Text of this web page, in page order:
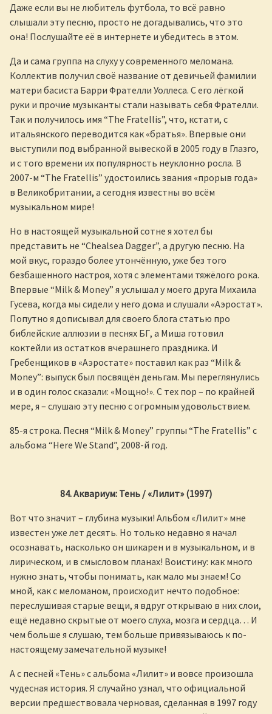
Даже если вы не любитель футбола, то всё равно
слышали эту песню, просто не догадывались, что это
она! Послушайте её в интернете и убедитесь в этом.
Да и сама группа на слуху у современного меломана.
Коллектив получил своё название от девичьей фамилии
матери басиста Барри Фрателли Уоллеса. С его лёгкой
руки и прочие музыканты стали называть себя Фрателли.
Так и получилось имя “The Fratellis”, что, кстати, с
итальянского переводится как «братья». Впервые они
выступили под выбранной вывеской в 2005 году в Глазго,
и с того времени их популярность неуклонно росла. В
2007-м “The Fratellis” удостоились звания «прорыв года»
в Великобритании, а сегодня известны во всём
музыкальном мире!
Но в настоящей музыкальной сотне я хотел бы
представить не “Chealsea Dagger”, а другую песню. На
мой вкус, гораздо более утончённую, уже без того
безбашенного настроя, хотя с элементами тяжёлого рока.
Впервые “Milk & Money” я услышал у моего друга Михаила
Гусева, когда мы сидели у него дома и слушали «Аэростат».
Попутно я дописывал для своего блога статью про
библейские аллюзии в песнях БГ, а Миша готовил
коктейли из остатков вчерашнего праздника. И
Гребенщиков в «Аэростате» поставил как раз “Milk &
Money”: выпуск был посвящён деньгам. Мы переглянулись
и в один голос сказали: «Мощно!». С тех пор – по крайней
мере, я – слушаю эту песню с огромным удовольствием.
85-я строка. Песня “Milk & Money” группы “The Fratellis” с
альбома “Here We Stand”, 2008-й год.
84.Аквариум: Тень / «Лилит» (1997)
Вот что значит – глубина музыки! Альбом «Лилит» мне
известен уже лет десять. Но только недавно я начал
осознавать, насколько он шикарен и в музыкальном, и в
лирическом, и в смысловом планах! Воистину: как много
нужно знать, чтобы понимать, как мало мы знаем! Со
мной, как с меломаном, происходит нечто подобное:
переслушивая старые вещи, я вдруг открываю в них слои,
ещё недавно скрытые от моего слуха, мозга и сердца… И
чем больше я слушаю, тем больше привязываюсь к по-
настоящему замечательной музыке!
А с песней «Тень» с альбома «Лилит» и вовсе произошла
чудесная история. Я случайно узнал, что официальной
версии предшествовала черновая, сделанная в 1997 году